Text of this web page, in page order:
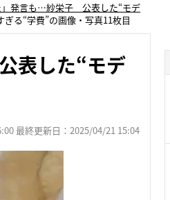
」発言も…紗栄子 公表した“モデ
る“学費”の画像・写真11枚目
表した“モデ
最終更新日：2025/04/21 15:04